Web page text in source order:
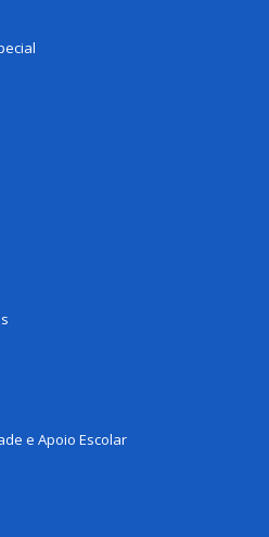
e Apoio Escolar